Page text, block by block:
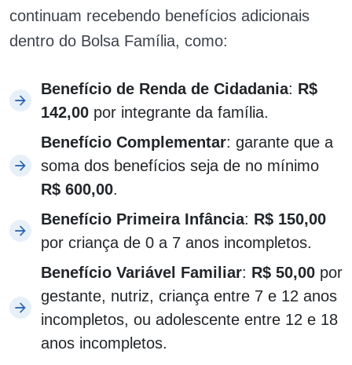
continuam recebendo benefícios adicionais
dentro do Bolsa Família, como:
Benefício de Renda de Cidadania: R$
142,00 por integrante da família.
Benefício Complementar: garante que a
soma dos benefícios seja de no mínimo
R$ 600,00.
Benefício Primeira Infância: R$ 150,00
por criança de 0 a 7 anos incompletos.
Benefício Variável Familiar: R$ 50,00 por
gestante, nutriz, criança entre 7 e 12 anos
incompletos, ou adolescente entre 12 e 18
anos incompletos.